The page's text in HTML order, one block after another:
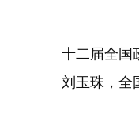
十二届全国
刘玉珠，全